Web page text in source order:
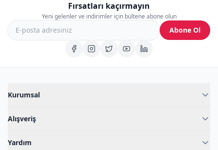
Fırsatları kaçırmayın
Yeni gelenler ve indirimler için bültene abone olun
Abone Ol
Kurumsal
Blog
İç Giyim Rehberi
Alışveriş
Yardım